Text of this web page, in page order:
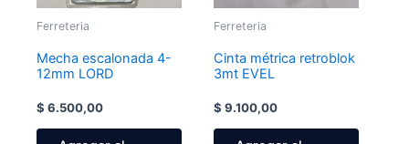
Ferreteria
Mecha escalonada 4-
12mm LORD
$ 6.500,00
Ferreteria
Cinta métrica retroblok
3mt EVEL
$ 9.100,00